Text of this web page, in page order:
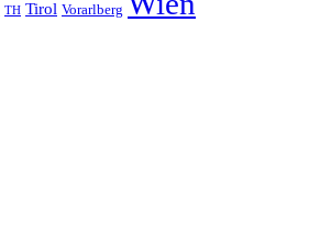
TH Tirol Vorarlberg